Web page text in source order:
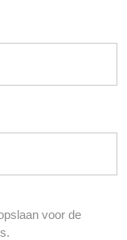
voor de